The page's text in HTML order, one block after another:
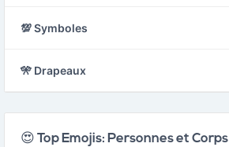
💯 Symboles
🎌 Drapeaux
😍 Top Emojis: Personnes et Corps